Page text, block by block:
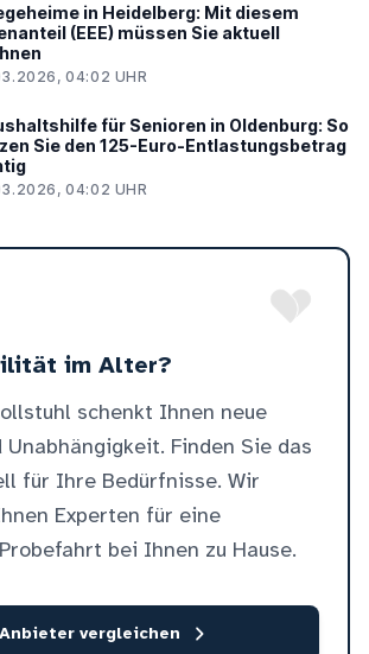
in Heidelberg: Mit diesem
(EEE) müssen Sie aktuell
04:02 UHR
für Senioren in Oldenburg: So
Sie den 125-Euro-Entlastungsbetrag
04:02 UHR
im Alter?
schenkt Ihnen neue
Unabhängigkeit. Finden Sie das
für Ihre Bedürfnisse. Wir
Experten für eine
bei Ihnen zu Hause.
Anbieter vergleichen